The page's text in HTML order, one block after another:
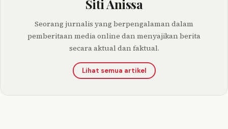
Siti Anissa
Seorang jurnalis yang berpengalaman dalam
pemberitaan media online dan menyajikan berita
secara aktual dan faktual.
Lihat semua artikel